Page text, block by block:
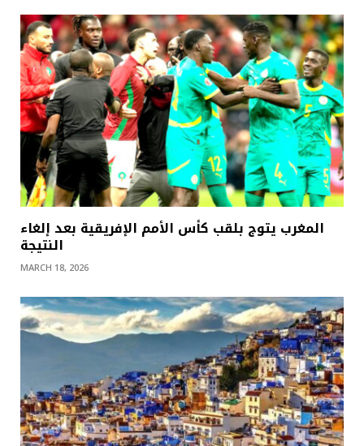
المغرب يتوج بلقب كأس الأمم الإفريقية بعد إلغاء
النتيجة
MARCH 18, 2026